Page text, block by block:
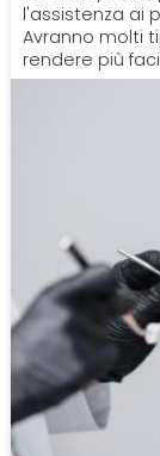
l'assistenza ai
Avranno molti
rendere più